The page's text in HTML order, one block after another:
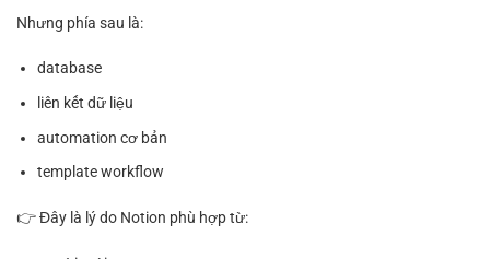
Nhưng phía sau là:
database
liên kết dữ liệu
automation cơ bản
template workflow
👉 Đây là lý do Notion phù hợp từ: